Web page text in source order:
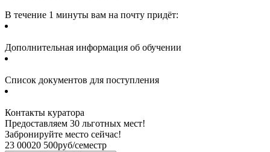
В течение 1 минуты вам на почту придёт:
Дополнительная информация об обучении
Список документов для поступления
Контакты куратора
Предоставляем 30 льготных мест!
Забронируйте место сейчас!
23 00020 500руб/семестр